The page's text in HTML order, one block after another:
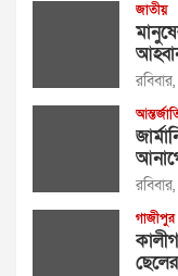
জাতীয়
গাজীপুর